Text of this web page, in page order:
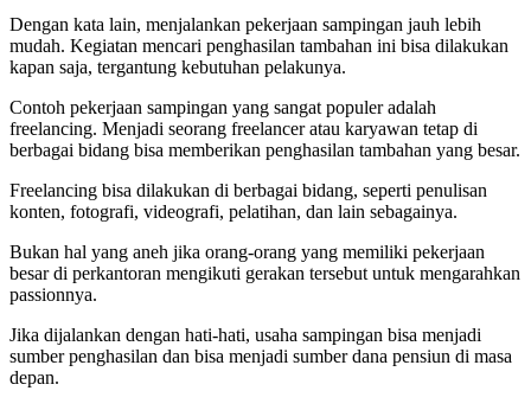
Dengan kata lain, menjalankan pekerjaan sampingan jauh lebih
mudah. Kegiatan mencari penghasilan tambahan ini bisa dilakukan
kapan saja, tergantung kebutuhan pelakunya.
Contoh pekerjaan sampingan yang sangat populer adalah
freelancing. Menjadi seorang freelancer atau karyawan tetap di
berbagai bidang bisa memberikan penghasilan tambahan yang besar.
Freelancing bisa dilakukan di berbagai bidang, seperti penulisan
konten, fotografi, videografi, pelatihan, dan lain sebagainya.
Bukan hal yang aneh jika orang-orang yang memiliki pekerjaan
besar di perkantoran mengikuti gerakan tersebut untuk mengarahkan
passionnya.
Jika dijalankan dengan hati-hati, usaha sampingan bisa menjadi
sumber penghasilan dan bisa menjadi sumber dana pensiun di masa
depan.